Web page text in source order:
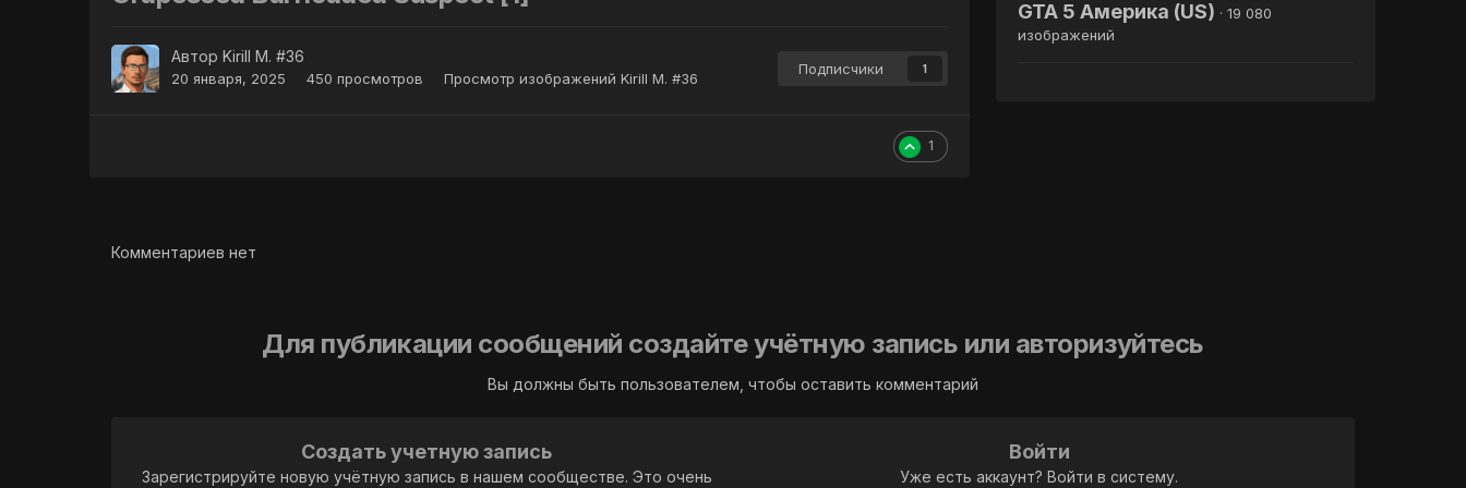
АвторKirill M. #36
20 января, 2025 450 просмотров Просмотр изображений Kirill M. #36
Подписчики 1
1
GTA 5 Америка (US) · 19 080
изображений
Комментариев нет
Для публикации сообщений создайте учётную запись или авторизуйтесь
Вы должны быть пользователем, чтобы оставить комментарий
Создать учетную запись
Зарегистрируйте новую учётную запись в нашем сообществе. Это очень
Войти
Уже есть аккаунт? Войти в систему.